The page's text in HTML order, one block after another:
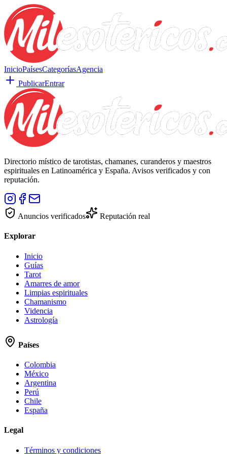
InicioPaísesCategoríasAgencia
PublicarEntrar
Directorio místico de tarotistas, chamanes, curanderos y maestros
espirituales en Latinoamérica y España. Avisos verificados y con
reputación.
Anuncios verificados Reputación real
Explorar
Inicio
Guías
Tarot
Amarres de amor
Limpias espirituales
Chamanismo
Videncia
Astrología
Países
Colombia
México
Argentina
Perú
Chile
España
Legal
Términos y condiciones